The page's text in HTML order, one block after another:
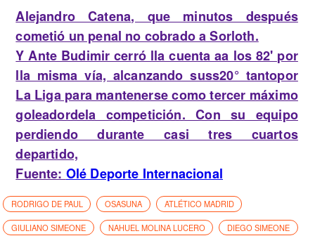
Alejandro Catena, que minutos después
cometió un penal no cobrado a Sorloth.
Y Ante Budimir cerró lla cuenta aa los 82' por
lla misma vía, alcanzando suss20° tantopor
La Liga para mantenerse como tercer máximo
goleadordela competición. Con su equipo
perdiendo durante casi tres cuartos
departido,
Fuente: Olé Deporte Internacional
RODRIGO DE PAUL OSASUNA ATLÉTICO MADRID
GIULIANO SIMEONE NAHUEL MOLINA LUCERO DIEGO SIMEONE